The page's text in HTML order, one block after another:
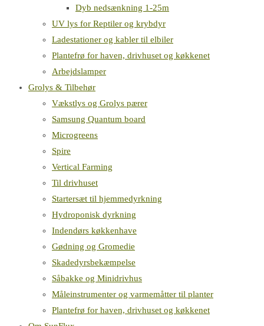
Dyb nedsænkning 1-25m
UV lys for Reptiler og krybdyr
Ladestationer og kabler til elbiler
Plantefrø for haven, drivhuset og køkkenet
Arbejdslamper
Grolys & Tilbehør
Vækstlys og Grolys pærer
Samsung Quantum board
Microgreens
Spire
Vertical Farming
Til drivhuset
Startersæt til hjemmedyrkning
Hydroponisk dyrkning
Indendørs køkkenhave
Gødning og Gromedie
Skadedyrsbekæmpelse
Såbakke og Minidrivhus
Måleinstrumenter og varmemåtter til planter
Plantefrø for haven, drivhuset og køkkenet